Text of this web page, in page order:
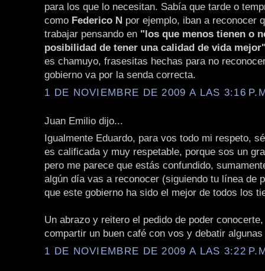
para los que lo necesitan. Sabía que tarde o
como Federico N por ejemplo, iban a reconocer
trabajar pensando en "los que menos tienen o
posibilidad de tener una calidad de vida
es chamuyo, frasesitas hechas para no
gobierno va por la senda correcta.
1 DE NOVIEMBRE DE 2009 A LAS 3:16
Juan Emilio dijo...
Igualmente Eduardo, para vos todo mi respeto,
es calificada y muy respetable, porque sos un
pero me parece que estás confundido,
algún día vas a reconocer (siguiendo tu línea de
que este gobierno ha sido el mejor de todos los
Un abrazo y reitero el pedido de poder
compartir un buen café con vos y debatir
1 DE NOVIEMBRE DE 2009 A LAS 3:22